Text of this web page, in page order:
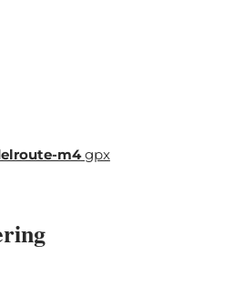
van cafés en een levendig
van Fiels. Bos,
land wisselen elkaar
pad.
m4gpx